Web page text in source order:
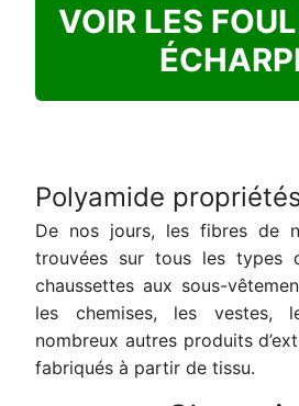
VOIR LES
Polyamide
De nos jours, les fibres de
trouvées sur tous les types
chaussettes aux sous-
les chemises, les vestes,
nombreux autres produits
fabriqués à partir de tissu.